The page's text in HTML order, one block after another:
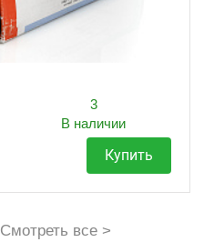
3
В наличии
Купить
Смотреть все >